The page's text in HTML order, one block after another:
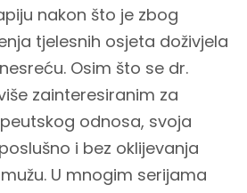
nakon što je zbog
tjelesnih osjeta doživjela
Osim što se dr.
zainteresiranim za
odnosa, svoja
i bez oklijevanja
U mnogim serijama